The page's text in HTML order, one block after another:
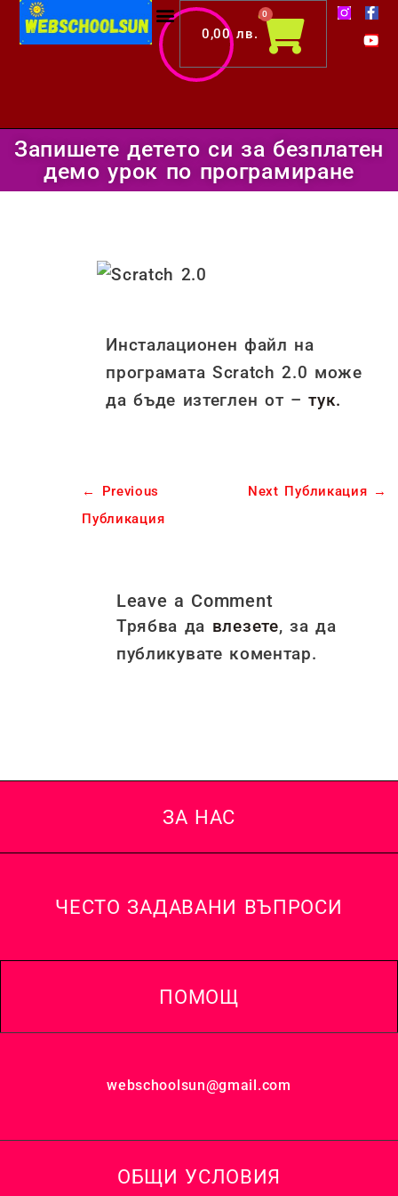
Skip
0,00лв.
0
Cart
F
a
c
e
f
Y
o
u
t
Запишете детето си за безплатен
демо урок по програмиране
Инсталационен файл на
програмата Scratch 2.0 може
да бъде изтеглен от –тук.
←
Previous
Публикация
Next Публикация →
Leave a Comment
Трябва да влезете, за да
публикувате коментар.
ЗА НАС
ЧЕСТО ЗАДАВАНИ ВЪПРОСИ
ПОМОЩ
webschoolsun@gmail.com
ОБЩИ УСЛОВИЯ